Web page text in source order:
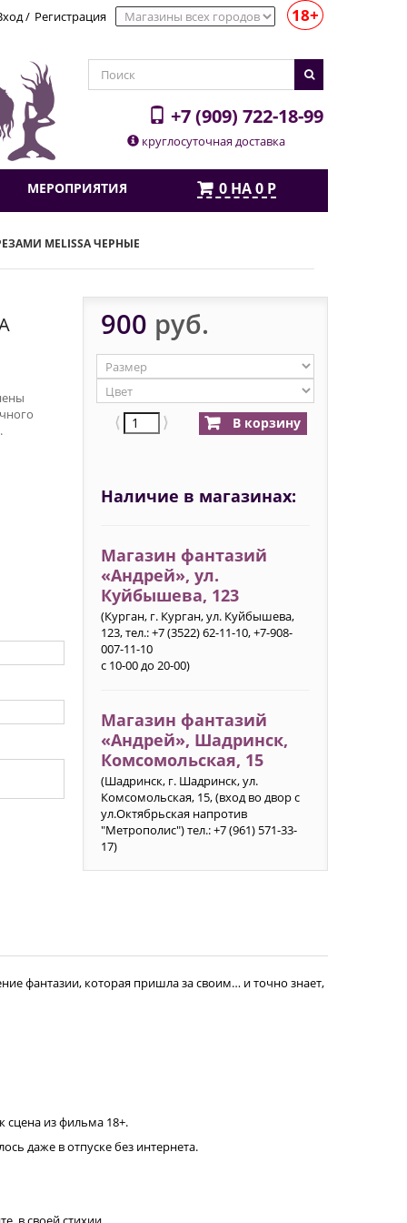
/ Регистрация 18+
+7 (909) 722-18-99
круглосуточная доставка
МЕРОПРИЯТИЯ 0 НА0 Р
MELISSA ЧЕРНЫЕ
900 руб.
⟨ ⟩ В корзину
Наличие в магазинах:
Магазин фантазий
«Андрей», ул.
Куйбышева, 123
(Курган, г. Курган, ул. Куйбышева,
123, тел.: +7 (3522) 62-11-10, +7-908-
007-11-10
с 10-00 до 20-00)
Магазин фантазий
«Андрей», Шадринск,
Комсомольская, 15
(Шадринск, г. Шадринск, ул.
Комсомольская, 15, (вход во двор с
ул.Октябрьская напротив
"Метрополис") тел.: +7 (961) 571-33-
17)
фантазии, которая пришла за своим… и точно знает,
сцена из фильма 18+.
даже в отпуске без интернета.